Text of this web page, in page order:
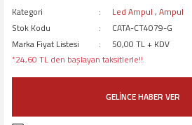
Kategori Led Ampul ,Ampul
Stok Kodu
CATA-CT4079-G
Marka Fiyat Listesi
50,00 TL + KDV
*24,60 TL den başlayan taksitlerle!!
GELİNCE HABER VER